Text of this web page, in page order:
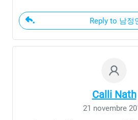
Reply to 남정
Calli Nath
21 novembre